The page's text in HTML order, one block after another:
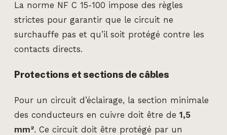
La norme NF C 15-100 impose des règles
strictes pour garantir que le circuit ne
surchauffe pas et qu’il soit protégé contre les
contacts directs.
Protections et sections de câbles
Pour un circuit d’éclairage, la section minimale
des conducteurs en cuivre doit être de 1,5
mm². Ce circuit doit être protégé par un